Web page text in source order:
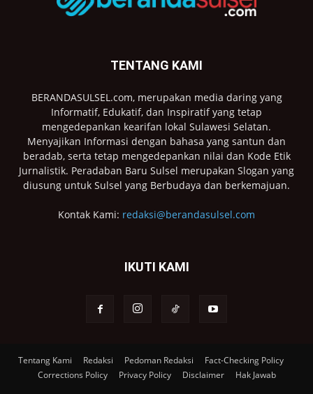
TENTANG KAMI
BERANDASULSEL.com, merupakan media daring yang
Informatif, Edukatif, dan Inspiratif yang tetap
mengedepankan kearifan lokal Sulawesi Selatan.
Menyajikan Informasi dengan bahasa yang santun dan
beradab, serta tetap mengedepankan nilai dan Kode Etik
Jurnalistik. Peradaban Baru Sulsel merupakan Slogan yang
diusung untuk Sulsel yang Berbudaya dan berkemajuan.
Kontak Kami: redaksi@berandasulsel.com
IKUTI KAMI
Tentang Kami Redaksi Pedoman Redaksi
Fact-Checking Policy
Corrections Policy
Privacy Policy Disclaimer Hak Jawab